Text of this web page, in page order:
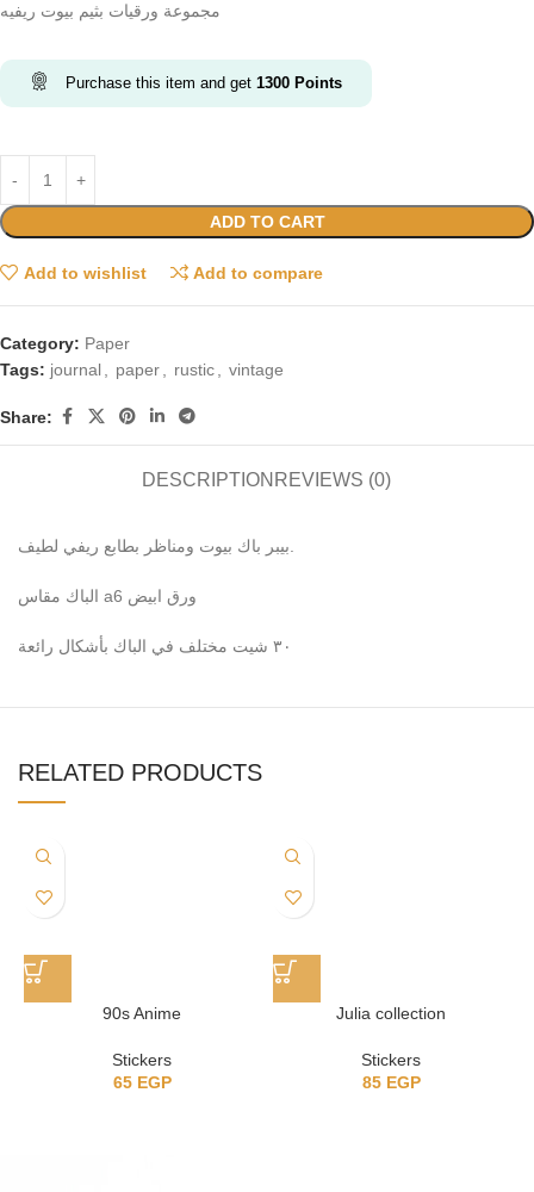
مجموعة ورقيات بثيم بيوت ريفيه
Purchase this item and get 1300 Points
ADD TO CART
Add to wishlist Add to compare
Category: Paper
Tags: journal paper rustic vintage
Share:
DESCRIPTION REVIEWS (0)
الباك مقاس a6 ورق ابيض
٣٠ شيت مختلف في الباك بأشكال رائعة
RELATED PRODUCTS
90s Anime
Stickers
65 EGP
Julia collection
Stickers
85 EGP